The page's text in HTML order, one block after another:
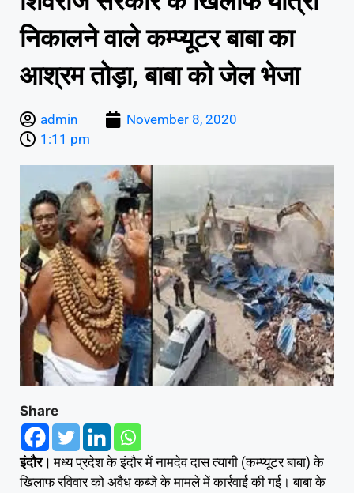
निकालने वाले कम्प्यूटर बाबा का
आश्रम तोड़ा, बाबा को जेल भेजा
admin
November 8, 2020
1:11 pm
Share
इंदौर। मध्य प्रदेश के इंदौर में नामदेव दास त्यागी (कम्प्यूटर बाबा) के
खिलाफ रविवार को अवैध कब्जे के मामले में कार्रवाई की गई। बाबा के